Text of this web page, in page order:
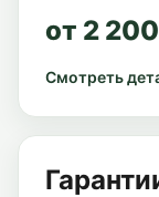
от 2
Смотреть